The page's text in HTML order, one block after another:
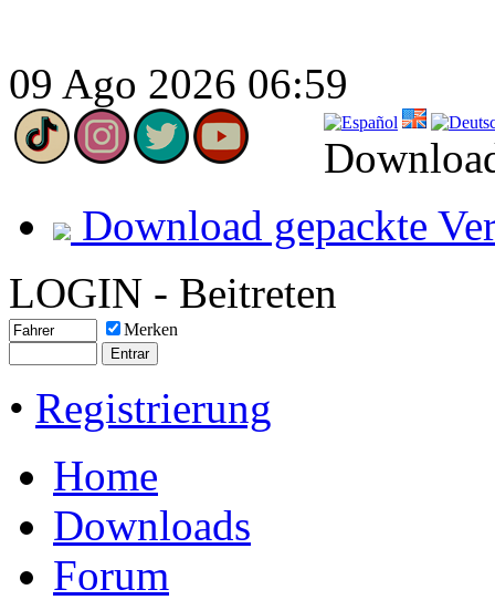
09 Ago 2026 06:59
Download gepackte
LOGIN - Beitreten
Merken
• Registrierung
Home
Downloads
Forum